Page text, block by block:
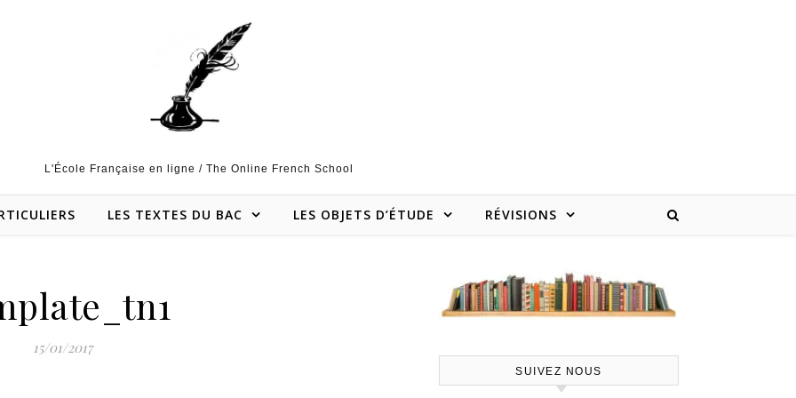
L'École Française en ligne / The Online French School
LES TEXTES DU BAC LES OBJETS D’ÉTUDE RÉVISIONS
15/01/2017
SUIVEZ NOUS